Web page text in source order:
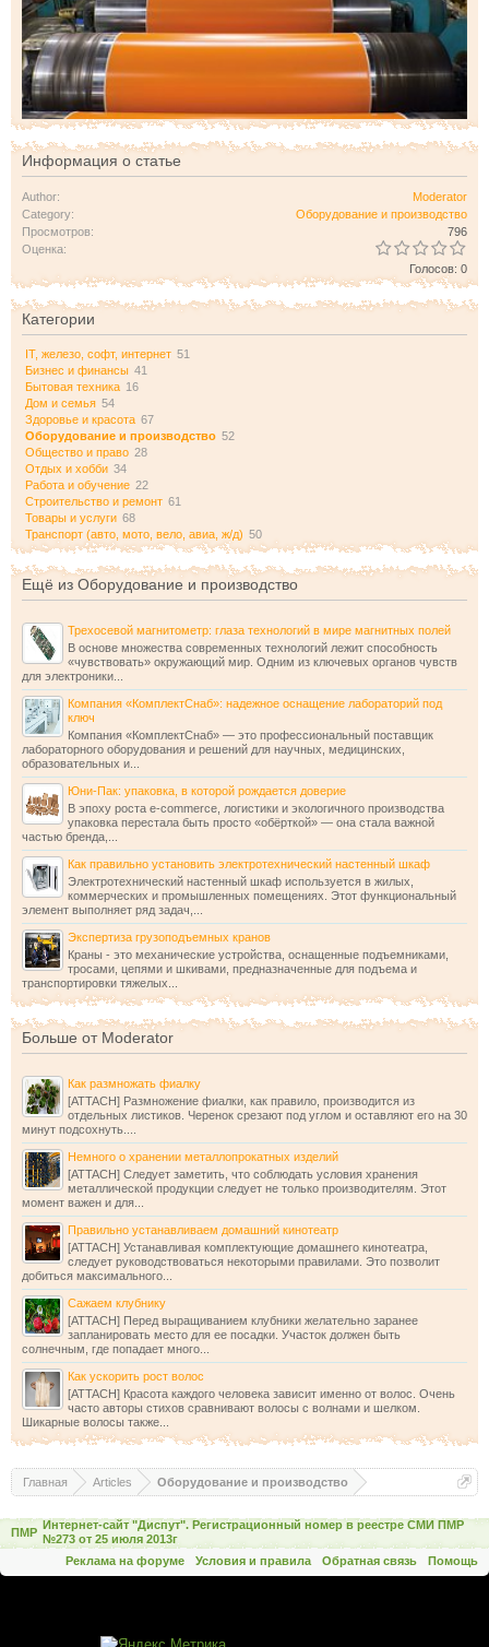
Информация о статье
Author:
Moderator
Category:
Оборудование и производство
Просмотров:
796
Оценка:
Голосов: 0
Категории
IT, железо, софт, интернет 51
Бизнес и финансы 41
Бытовая техника 16
Дом и семья 54
Здоровье и красота 67
Оборудование и производство 52
Общество и право 28
Отдых и хобби 34
Работа и обучение 22
Строительство и ремонт 61
Товары и услуги 68
Транспорт (авто, мото, вело, авиа, ж/д) 50
Ещё из Оборудование и производство
Трехосевой магнитометр: глаза технологий в мире магнитных полей
В основе множества современных технологий лежит способность
«чувствовать» окружающий мир. Одним из ключевых органов чувств
для электроники...
Компания «КомплектСнаб»: надежное оснащение лабораторий под
ключ
Компания «КомплектСнаб» — это профессиональный поставщик
лабораторного оборудования и решений для научных, медицинских,
образовательных и...
Юни-Пак: упаковка, в которой рождается доверие
В эпоху роста e-commerce, логистики и экологичного производства
упаковка перестала быть просто «обёрткой» — она стала важной
частью бренда,...
Как правильно установить электротехнический настенный шкаф
Электротехнический настенный шкаф используется в жилых,
коммерческих и промышленных помещениях. Этот функциональный
элемент выполняет ряд задач,...
Экспертиза грузоподъемных кранов
Краны - это механические устройства, оснащенные подъемниками,
тросами, цепями и шкивами, предназначенные для подъема и
транспортировки тяжелых...
Больше от Moderator
Как размножать фиалку
[ATTACH] Размножение фиалки, как правило, производится из
отдельных листиков. Черенок срезают под углом и оставляют его на 30
минут подсохнуть....
Немного о хранении металлопрокатных изделий
[ATTACH] Следует заметить, что соблюдать условия хранения
металлической продукции следует не только производителям. Этот
момент важен и для...
Правильно устанавливаем домашний кинотеатр
[ATTACH] Устанавливая комплектующие домашнего кинотеатра,
следует руководствоваться некоторыми правилами. Это позволит
добиться максимального...
Сажаем клубнику
[ATTACH] Перед выращиванием клубники желательно заранее
запланировать место для ее посадки. Участок должен быть
солнечным, где попадает много...
Как ускорить рост волос
[ATTACH] Красота каждого человека зависит именно от волос. Очень
часто авторы стихов сравнивают волосы с волнами и шелком.
Шикарные волосы также...
Главная Articles Оборудование и производство
ПМР
Интернет-сайт "Диспут". Регистрационный номер в реестре СМИ ПМР
№273 от 25 июля 2013г
Реклама на форуме
Условия и правила Обратная связь Помощь